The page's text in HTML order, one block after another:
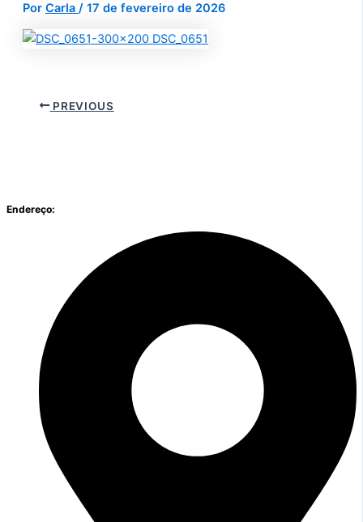
Por Carla / 17 de fevereiro de 2026
PREVIOUS
Endereço: